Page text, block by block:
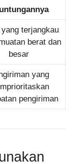
terjangkau
berat dan
besar
yang
pengiriman